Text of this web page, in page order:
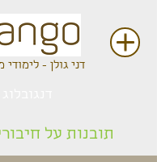
דני גולן - לימודי
תובנות על